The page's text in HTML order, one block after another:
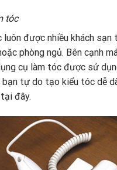
tóc
luôn được nhiều khách sạn
phòng ngủ. Bên cạnh
cụ làm tóc được sử
bạn tự do tạo kiểu tóc dễ
đây.